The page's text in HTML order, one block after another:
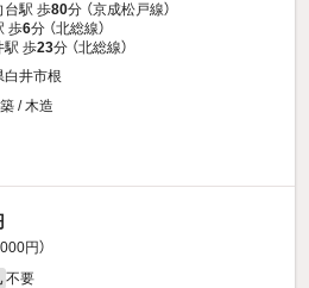
台駅 歩80分 （京成松戸線）
歩6分 （北総線）
駅 歩23分 （北総線）
白井市根
/ 木造
円）
不要